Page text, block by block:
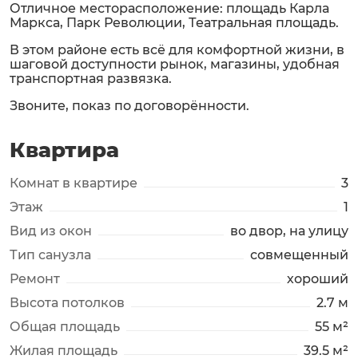
Отличное месторасположение: площадь Карла
Маркса, Парк Революции, Театральная площадь.
В этом районе есть всё для комфортной жизни, в
шаговой доступности рынок, магазины, удобная
транспортная развязка.
Звоните, показ по договорённости.
Квартира
Комнат в квартире
3
Этаж
1
Вид из окон
во двор, на улицу
Тип санузла
совмещенный
Ремонт
хороший
Высота потолков
2.7 м
Общая площадь
55 м²
Жилая площадь
39.5 м²